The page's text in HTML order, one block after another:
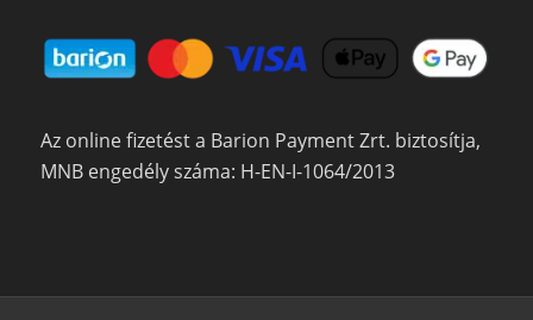
Az online fizetést a Barion Payment Zrt. biztosítja,
MNB engedély száma: H-EN-I-1064/2013